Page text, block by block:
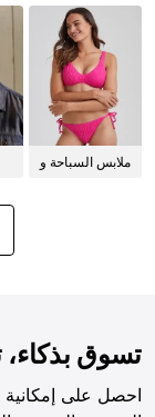
ملابس السباحة و
تسوق
احصل على إمكانية